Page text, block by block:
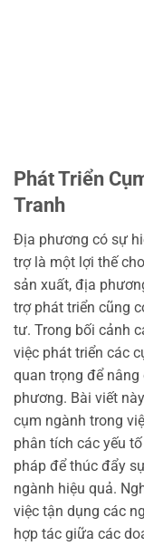
Phát Triển
Tranh
Địa phương có sự
trợ là một lợi thế
sản xuất, địa
trợ phát triển cũng
tư. Trong bối cảnh
việc phát triển các
quan trọng để
phương. Bài viết
cụm ngành trong
phân tích các yếu
pháp để thúc đẩy
ngành hiệu quả.
việc tận dụng các
hợp tác giữa các